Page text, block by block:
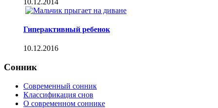
Гиперактивный ребенок
10.12.2016
Сонник
Современный сонник
Классификация снов
О современном соннике